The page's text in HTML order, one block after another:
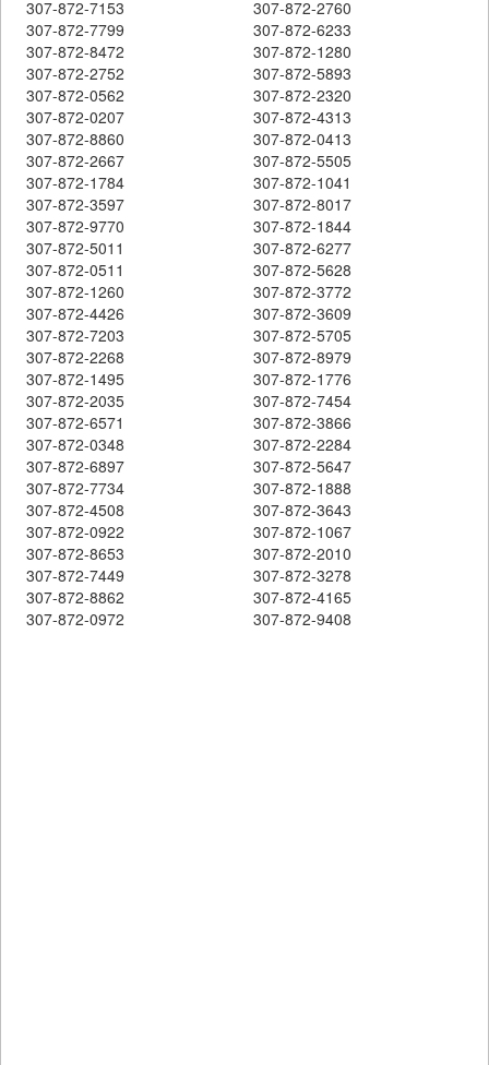
307-872-7153
307-872-2760
307-872-7799
307-872-6233
307-872-8472
307-872-1280
307-872-2752
307-872-5893
307-872-0562
307-872-2320
307-872-0207
307-872-4313
307-872-8860
307-872-0413
307-872-2667
307-872-5505
307-872-1784
307-872-1041
307-872-3597
307-872-8017
307-872-9770
307-872-1844
307-872-5011
307-872-6277
307-872-0511
307-872-5628
307-872-1260
307-872-3772
307-872-4426
307-872-3609
307-872-7203
307-872-5705
307-872-2268
307-872-8979
307-872-1495
307-872-1776
307-872-2035
307-872-7454
307-872-6571
307-872-3866
307-872-0348
307-872-2284
307-872-6897
307-872-5647
307-872-7734
307-872-1888
307-872-4508
307-872-3643
307-872-0922
307-872-1067
307-872-8653
307-872-2010
307-872-7449
307-872-3278
307-872-8862
307-872-4165
307-872-0972
307-872-9408